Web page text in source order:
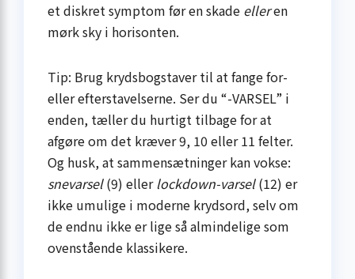
et diskret symptom før en skade elleren
mørk sky i horisonten.
Tip: Brug krydsbogstaver til at fange for-
eller efterstavelserne. Ser du “-VARSEL” i
enden, tæller du hurtigt tilbage for at
afgøre om det kræver 9, 10 eller 11 felter.
Og husk, at sammensætninger kan vokse:
snevarsel(9) ellerlockdown-varsel(12) er
ikke umulige i moderne krydsord, selv om
de endnu ikke er lige så almindelige som
ovenstående klassikere.